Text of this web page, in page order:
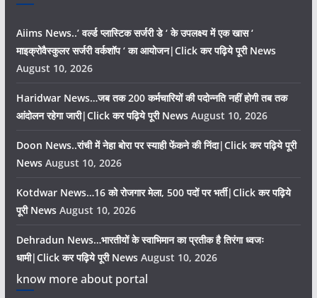
Aiims News..’ वर्ल्ड प्लास्टिक सर्जरी डे ‘ के उपलक्ष्य में एक खास ‘
माइक्रोवैस्कुलर सर्जरी वर्कशॉप ‘ का आयोजन|Click कर पढ़िये पूरी News
August 10, 2026
Haridwar News…जब तक 200 कर्मचारियों की पदोन्नति नहीं होगी तब तक
आंदोलन रहेगा जारी|Click कर पढ़िये पूरी News August 10, 2026
Doon News..रांची में नेहा बोरा पर स्याही फेंकने की निंदा|Click कर पढ़िये पूरी
News August 10, 2026
Kotdwar News…16 को रोजगार मेला, 500 पदों पर भर्ती|Click कर पढ़िये
पूरी News August 10, 2026
Dehradun News…भारतीयों के स्वाभिमान का प्रतीक है तिरंगा ध्वजः
धामी|Click कर पढ़िये पूरी News August 10, 2026
know more about portal